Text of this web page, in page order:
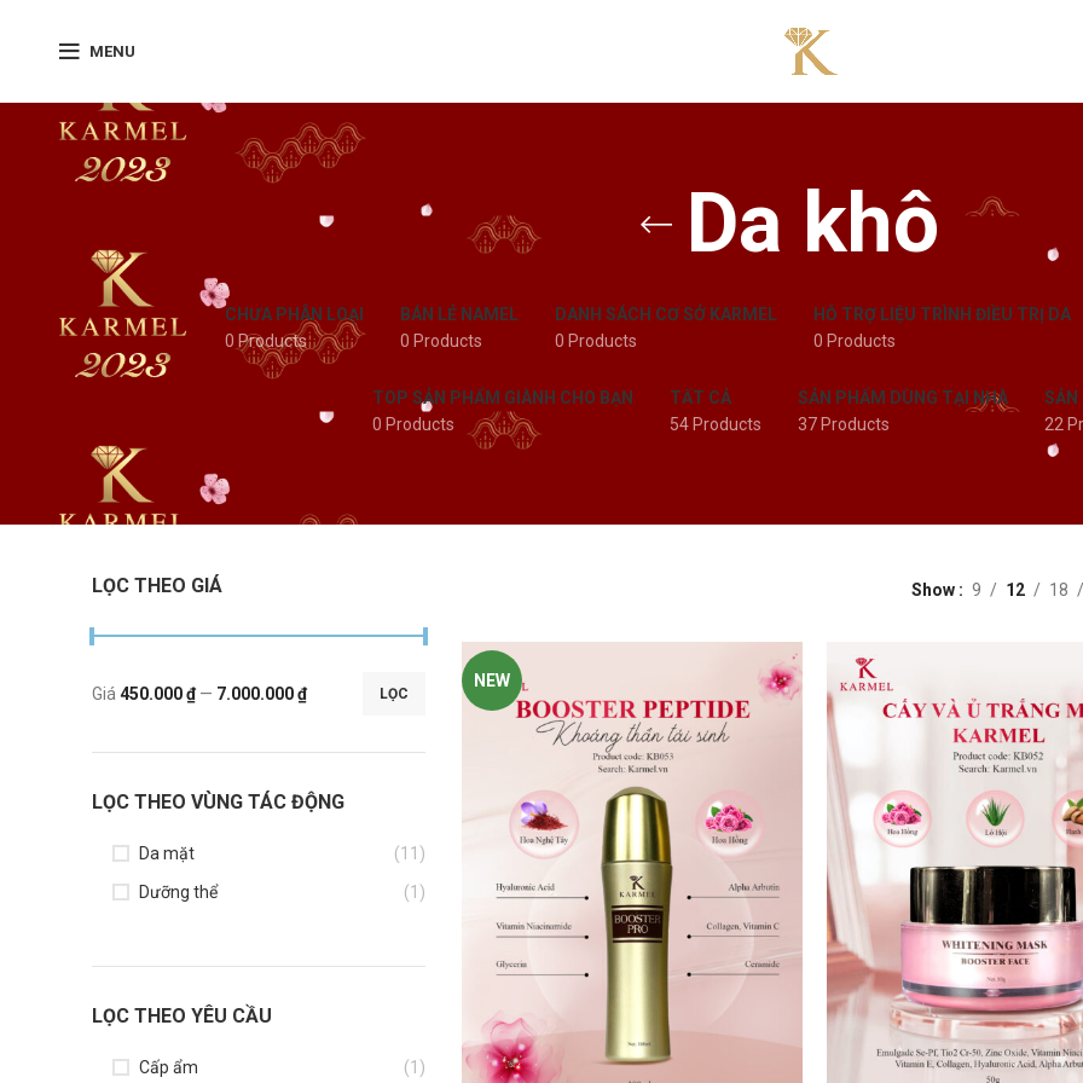
MENU
Da khô
CHƯA PHÂN LOẠI
0 Products
BÁN LẺ NAMEL
0 Products
DANH SÁCH CƠ SỞ KARMEL
0 Products
HỖ TRỢ LIỆU TRÌNH ĐIỀU TRỊ DA
0 Products
TOP SẢN PHẨM GIÀNH CHO BẠN
0 Products
TẤT CẢ
54 Products
SẢN PHẨM DÙNG TẠI NHÀ
37 Products
SẢN
22
LỌC THEO GIÁ
LỌC
Giá 450.000 ₫— 7.000.000 ₫
LỌC THEO VÙNG TÁC ĐỘNG
Da mặt
(11)
Dưỡng thể
(1)
LỌC THEO YÊU CẦU
Cấp ẩm (1)
Show 9 12 18
NEW